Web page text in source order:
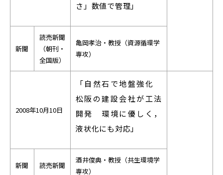
さ」数値で管理」
新聞
読売新聞
（朝刊・
全国版）
亀岡孝治・教授（資源循環学
専攻）
2008年10月10日
「自然石で地盤強化
松阪の建設会社が工法
開発 環境に優しく，
液状化にも対応」
新聞 読売新聞
酒井俊典・教授（共生環境学
専攻）